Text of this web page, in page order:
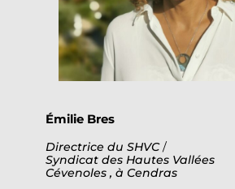
Émilie Bres
Directrice du SHVC/
Syndicat des Hautes Vallées
Cévenoles , à Cendras